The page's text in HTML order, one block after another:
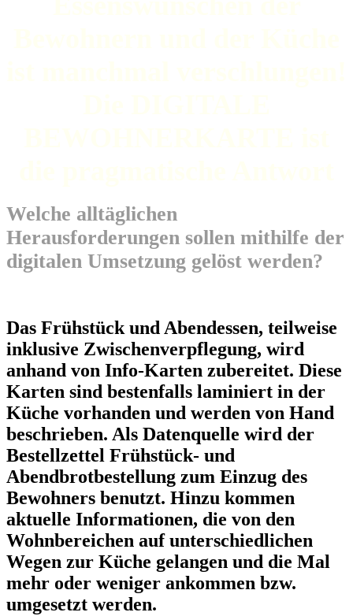
Welche alltäglichen
Herausforderungen sollen mithilfe der
digitalen Umsetzung gelöst werden?
Das Frühstück und Abendessen, teilweise
inklusive Zwischenverpflegung, wird
anhand von Info-Karten zubereitet. Diese
Karten sind bestenfalls laminiert in der
Küche vorhanden und werden von Hand
beschrieben. Als Datenquelle wird der
Bestellzettel Frühstück- und
Abendbrotbestellung zum Einzug des
Bewohners benutzt. Hinzu kommen
aktuelle Informationen, die von den
Wohnbereichen auf unterschiedlichen
Wegen zur Küche gelangen und die Mal
mehr oder weniger ankommen bzw.
umgesetzt werden.